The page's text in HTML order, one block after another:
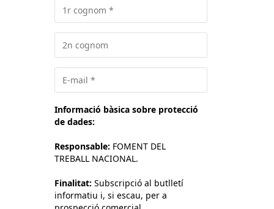
Informació bàsica sobre protecció
de dades:
Responsable: FOMENT DEL
TREBALL NACIONAL.
Finalitat: Subscripció al butlletí
informatiu i, si escau, per a